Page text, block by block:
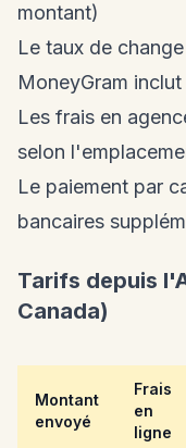
montant)
Le taux de
MoneyGram
Les frais en
selon
Le paiement par
bancaires
Tarifs depuis
Canada)
Montant
envoyé
Frais
en
ligne